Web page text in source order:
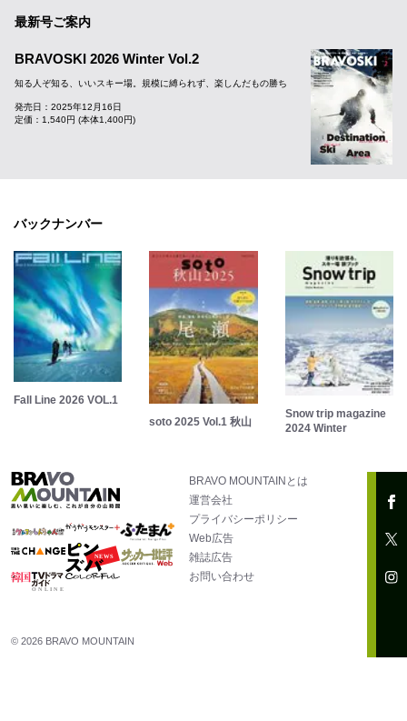
最新号ご案内
BRAVOSKI 2026 Winter Vol.2
知る人ぞ知る、いいスキー場。規模に縛られず、楽しんだもの勝ち
発売日：2025年12月16日
定価：1,540円 (本体1,400円)
バックナンバー
Fall Line 2026 VOL.1
soto 2025 Vol.1 秋山
Snow trip magazine
2024 Winter
BRAVO MOUNTAINとは
運営会社
プライバシーポリシー
Web広告
雑誌広告
お問い合わせ
© 2026 BRAVO MOUNTAIN